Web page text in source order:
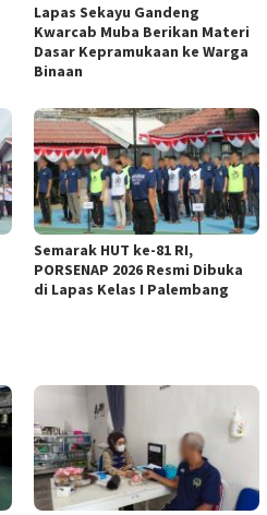
Lapas Sekayu Gandeng
Kwarcab Muba Berikan Materi
Dasar Kepramukaan ke Warga
Binaan
Semarak HUT ke-81 RI,
PORSENAP 2026 Resmi Dibuka
di Lapas Kelas I Palembang